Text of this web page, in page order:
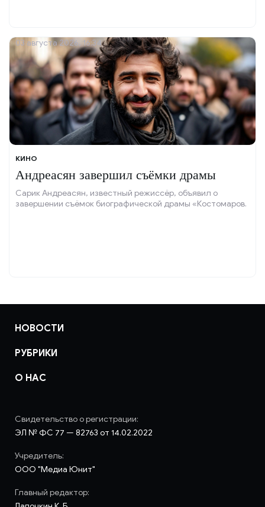
КИНО
Андреасян завершил съёмки драмы
Сарик Андреасян, известный режиссёр, объявил о
завершении съёмок биографической драмы «Костомаров.
03 августа 2026, 16:34
НОВОСТИ
РУБРИКИ
О НАС
Свидетельство о регистрации:
ЭЛ № ФС 77 — 82763 от 14.02.2022
Учредитель:
ООО "Медиа Юнит"
Главный редактор: